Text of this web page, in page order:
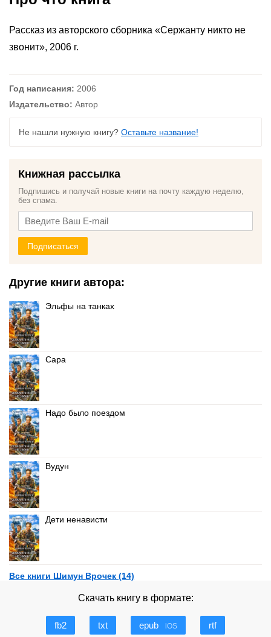
Рассказ из авторского сборника «Сержанту никто не
звонит», 2006 г.
Год написания: 2006
Издательство: Автор
Не нашли нужную книгу? Оставьте название!
Книжная рассылка
Подпишись и получай новые книги на почту каждую неделю,
без спама.
Подписаться
Другие книги автора:
Эльфы на танках
Сара
Надо было поездом
Вудун
Дети ненависти
Все книги Шимун Врочек (14)
Скачать книгу в формате:
fb2 txt epub iOS rtf